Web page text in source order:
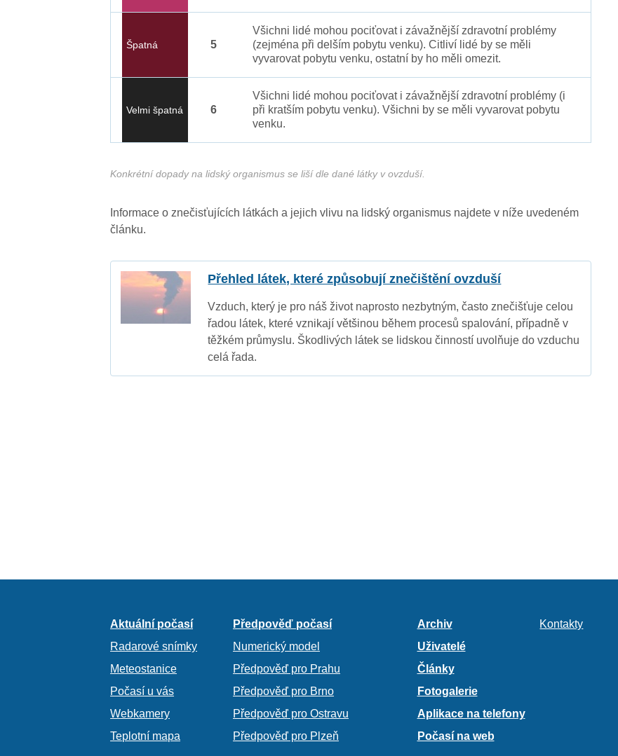
Špatná 5
Všichni lidé mohou pociťovat i závažnější zdravotní problémy
(zejména při delším pobytu venku). Citliví lidé by se měli
vyvarovat pobytu venku, ostatní by ho měli omezit.
Velmi špatná 6
Všichni lidé mohou pociťovat i závažnější zdravotní problémy (i
při kratším pobytu venku). Všichni by se měli vyvarovat pobytu
venku.
Konkrétní dopady na lidský organismus se liší dle dané látky v ovzduší.
Informace o znečisťujících látkách a jejich vlivu na lidský organismus najdete v níže uvedeném
článku.
Přehled látek, které způsobují znečištění ovzduší
Vzduch, který je pro náš život naprosto nezbytným, často znečišťuje celou
řadou látek, které vznikají většinou během procesů spalování, případně v
těžkém průmyslu. Škodlivých látek se lidskou činností uvolňuje do vzduchu
celá řada.
Aktuální počasí
Radarové snímky
Meteostanice
Počasí u vás
Webkamery
Teplotní mapa
Předpověď počasí
Numerický model
Předpověď pro Prahu
Předpověď pro Brno
Předpověď pro Ostravu
Předpověď pro Plzeň
Archiv
Uživatelé
Články
Fotogalerie
Aplikace na telefony
Počasí na web
Kontakty